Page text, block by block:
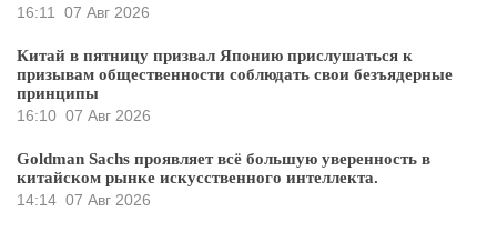
16:11
07 Авг 2026
Китай в пятницу призвал Японию прислушаться к
призывам общественности соблюдать свои безъядерные
принципы
16:10 07 Авг 2026
Goldman Sachs проявляет всё большую уверенность в
китайском рынке искусственного интеллекта.
14:14 07 Авг 2026